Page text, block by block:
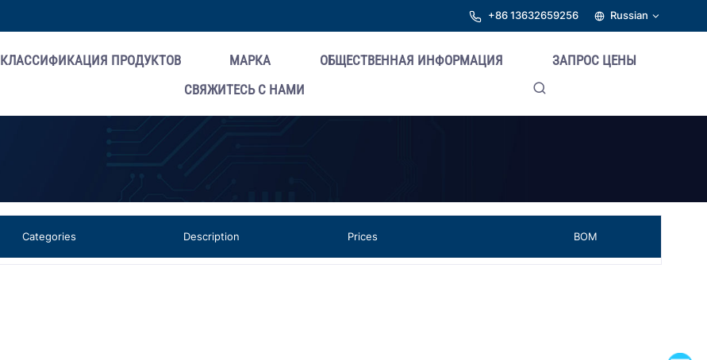
+86 13632659256 Russian
КЛАССИФИКАЦИЯ ПРОДУКТОВ МАРКА ОБЩЕСТВЕННАЯ ИНФОРМАЦИЯ
ЗАПРОС ЦЕНЫ
СВЯЖИТЕСЬ С НАМИ
Categories Description Prices BOM